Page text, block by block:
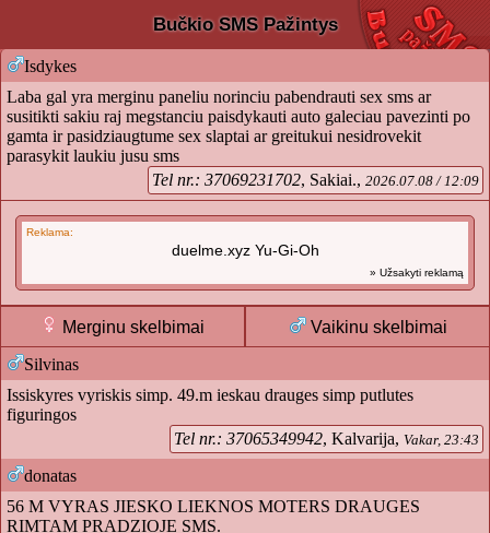
Bučkio SMS Pažintys
Isdykes
Laba gal yra merginu paneliu norinciu pabendrauti sex sms ar
susitikti sakiu raj megstanciu paisdykauti auto galeciau pavezinti po
gamta ir pasidziaugtume sex slaptai ar greitukui nesidrovekit
parasykit laukiu jusu sms
Tel nr.: 37069231702, Sakiai., 2026.07.08 / 12:09
Reklama:
duelme.xyz Yu-Gi-Oh
» Užsakyti reklamą
Merginu skelbimai
Vaikinu skelbimai
Silvinas
Issiskyres vyriskis simp. 49.m ieskau drauges simp putlutes
figuringos
Tel nr.: 37065349942, Kalvarija, Vakar, 23:43
donatas
56 M VYRAS JIESKO LIEKNOS MOTERS DRAUGES
RIMTAM PRADZIOJE SMS.